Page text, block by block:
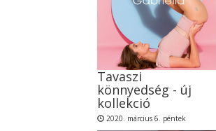
Tavaszi
könnyedség - új
kollekció
2020. március 6. péntek